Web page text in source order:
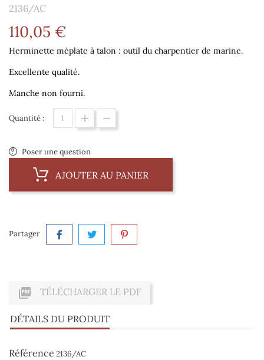
2136/AC
110,05 €
Herminette méplate à talon : outil du charpentier de marine.
Excellente qualité.
Manche non fourni.
Quantité :
Poser une question
AJOUTER AU PANIER
Partager
 TÉLÉCHARGER LE PDF
DÉTAILS DU PRODUIT
Référence 2136/AC